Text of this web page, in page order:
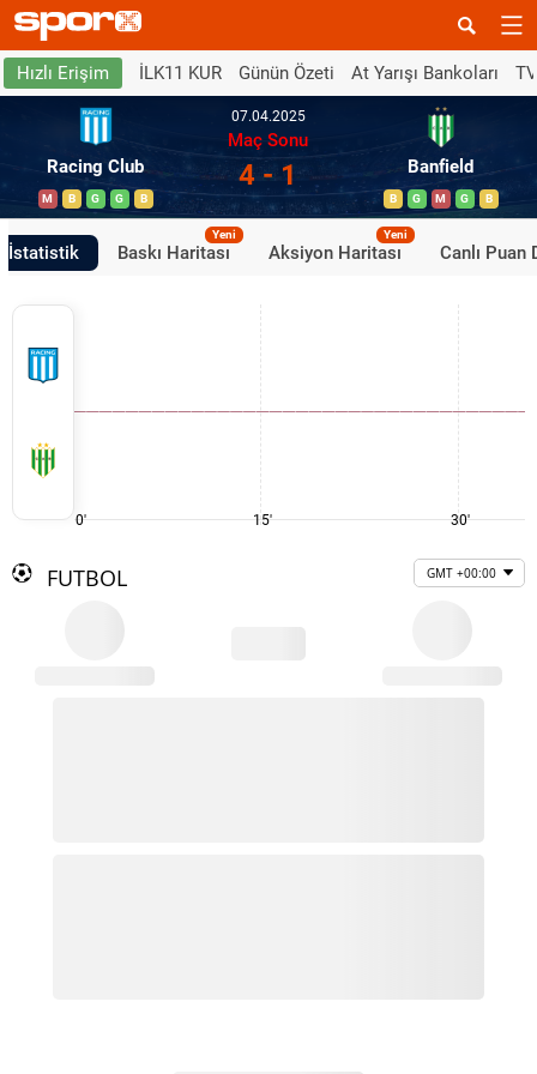
Hızlı Erişim İLK11 KUR Günün Özeti At Yarışı Bankoları
Racing Club
M B G G B
07.04.2025
Maç Sonu
4 - 1 Banfield
B G M G B
İstatistik Baskı Haritası
Yeni
Aksiyon Haritası
Yeni
Canlı Puan
0' 15' 30'
FUTBOL GMT +00:00